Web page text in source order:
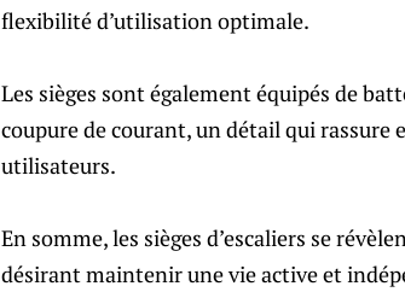
flexibilité d’utilisation optimale.
Les sièges sont également équipés de
coupure de courant, un détail qui rassure
utilisateurs.
En somme, les sièges d’escaliers se
désirant maintenir une vie active et